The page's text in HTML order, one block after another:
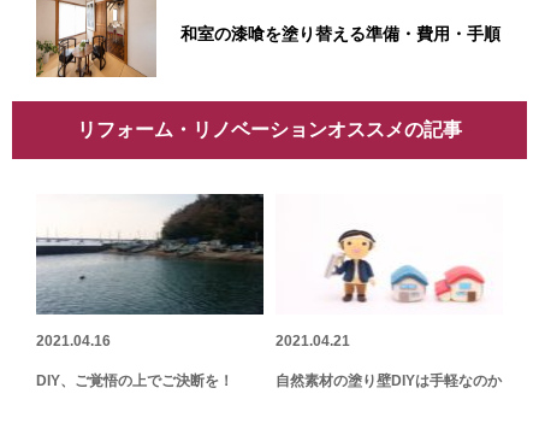
和室の漆喰を塗り替える準備・費用・手順
リフォーム・リノベーションオススメの記事
2021.04.16
DIY、ご覚悟の上でご決断を！
2021.04.21
自然素材の塗り壁DIYは手軽なのか